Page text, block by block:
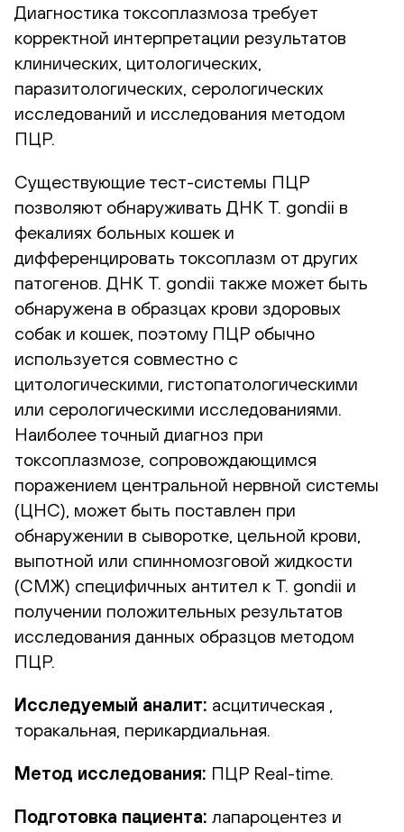
Диагностика токсоплазмоза требует
корректной интерпретации результатов
клинических, цитологических,
паразитологических, серологических
исследований и исследования методом
ПЦР.
Существующие тест-системы ПЦР
позволяют обнаруживать ДНК T. gondii в
фекалиях больных кошек и
дифференцировать токсоплазм от других
патогенов. ДНК T. gondii также может быть
обнаружена в образцах крови здоровых
собак и кошек, поэтому ПЦР обычно
используется совместно с
цитологическими, гистопатологическими
или серологическими исследованиями.
Наиболее точный диагноз при
токсоплазмозе, сопровождающимся
поражением центральной нервной системы
(ЦНС), может быть поставлен при
обнаружении в сыворотке, цельной крови,
выпотной или спинномозговой жидкости
(СМЖ) специфичных антител к T. gondii и
получении положительных результатов
исследования данных образцов методом
ПЦР.
Исследуемый аналит: асцитическая ,
торакальная, перикардиальная.
Метод исследования: ПЦР Real-time.
Подготовка пациента: лапароцентез и